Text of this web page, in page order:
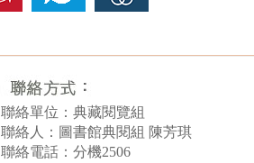
聯絡單位：典藏閱覽組
聯絡人：圖書館典閱組 陳芳琪
聯絡電話：分機2506